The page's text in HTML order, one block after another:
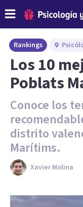
Rankings
Los 10
Poblats
Conoce los
distrito
Marítims.
Xavier Molina